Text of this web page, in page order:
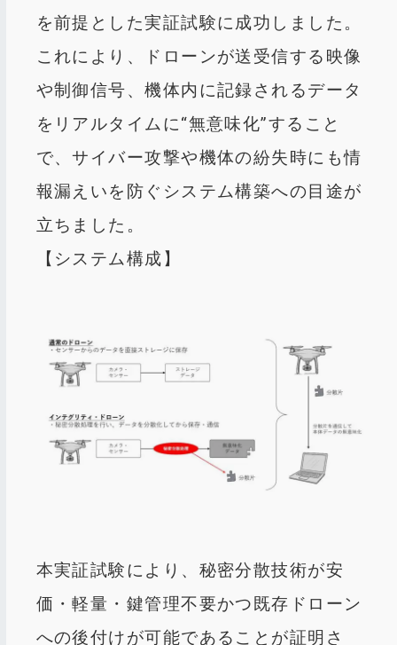
を前提とした実証試験に成功しました。
これにより、ドローンが送受信する映像
や制御信号、機体内に記録されるデータ
をリアルタイムに“無意味化”すること
で、サイバー攻撃や機体の紛失時にも情
報漏えいを防ぐシステム構築への目途が
立ちました。
【システム構成】
本実証試験により、秘密分散技術が安
価・軽量・鍵管理不要かつ既存ドローン
への後付けが可能であることが証明さ